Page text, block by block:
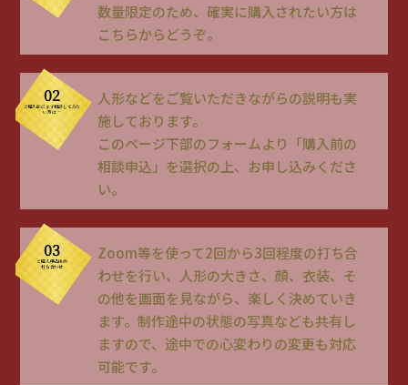
数量限定のため、確実に購入されたい方は
こちらからどうぞ。
02
ご購入前にまず相談してみた
い方は…
人形などをご覧いただきながらの説明も実
施しております。
このページ下部のフォームより「購入前の
相談申込」を選択の上、お申し込みくださ
い。
03
ご購入申込後の
打ち合わせ
Zoom等を使って2回から3回程度の打ち合
わせを行い、人形の大きさ、顔、衣装、そ
の他を画面を見ながら、楽しく決めていき
ます。制作途中の状態の写真なども共有し
ますので、途中での心変わりの変更も対応
可能です。